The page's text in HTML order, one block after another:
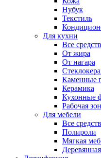
Нубук
Текстиль
Для кухни
Все
От жира
От нагара
Каменные
Керамика
Кухонные
Рабочая
Для мебели
Все
Полироли
Мягкая